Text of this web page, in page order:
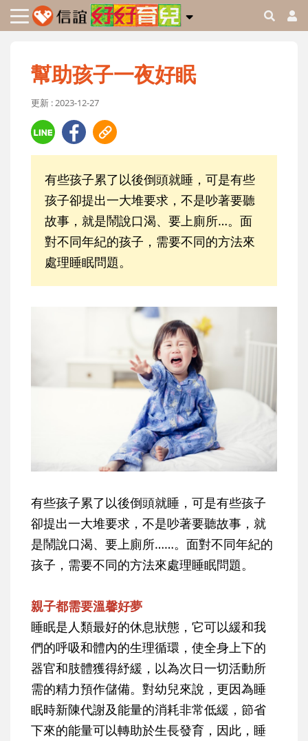
幫助孩子一夜好眠
更新 : 2023-12-27
有些孩子累了以後倒頭就睡，可是有些
孩子卻提出一大堆要求，不是吵著要聽
故事，就是鬧說口渴、要上廁所…。面
對不同年紀的孩子，需要不同的方法來
處理睡眠問題。
有些孩子累了以後倒頭就睡，可是有些孩子
卻提出一大堆要求，不是吵著要聽故事，就
是鬧說口渴、要上廁所……。面對不同年紀的
孩子，需要不同的方法來處理睡眠問題。
親子都需要溫馨好夢
睡眠是人類最好的休息狀態，它可以緩和我
們的呼吸和體內的生理循環，使全身上下的
器官和肢體獲得紓緩，以為次日一切活動所
需的精力預作儲備。對幼兒來說，更因為睡
眠時新陳代謝及能量的消耗非常低緩，節省
下來的能量可以轉助於生長發育，因此，睡